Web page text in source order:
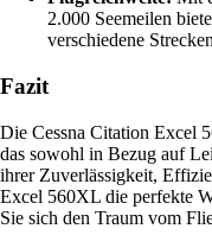
2.000 Seemeilen
verschiedene
Fazit
Die Cessna Citation Excel
das sowohl in Bezug auf
ihrer Zuverlässigkeit,
Excel 560XL die perfekte
Sie sich den Traum vom